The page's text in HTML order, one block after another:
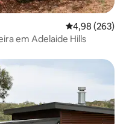
4,98 de uma
4,98 (263)
em Adelaide Hills
hóspedes